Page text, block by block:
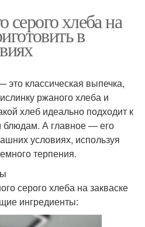
хлеба на
в
классическая выпечка,
ржаного хлеба и
хлеб идеально подходит к
А главное — его
условиях, используя
терпения.
серого хлеба на закваске
ингредиенты: